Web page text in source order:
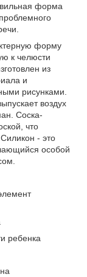
форма
форму
к челюсти
из
и
рисунками.
воздух
Соска-
что
- это
особой
ребенка